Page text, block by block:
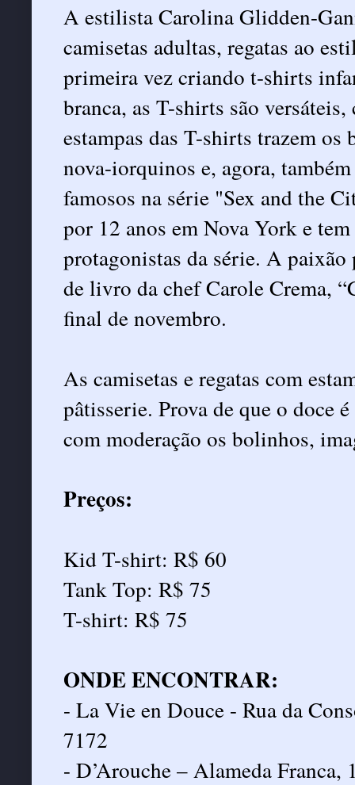
A estilista Carolina Glidden-
camisetas adultas, regatas ao
primeira vez criando t-shirts
branca, as T-shirts são
estampas das T-shirts trazem
nova-iorquinos e, agora,
famosos na série "Sex and the
por 12 anos em Nova York e
protagonistas da série. A
de livro da chef Carole Crema,
final de novembro.
As camisetas e regatas com
pâtisserie. Prova de que o doce
com moderação os bolinhos,
Preços:
Kid T-shirt: R$ 60
Tank Top: R$ 75
T-shirt: R$ 75
ONDE ENCONTRAR:
- La Vie en Douce - Rua da
7172
- D’Arouche – Alameda